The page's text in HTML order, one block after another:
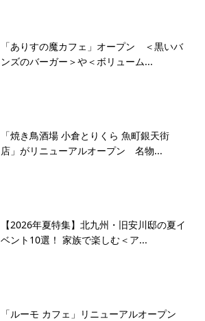
「ありすの魔カフェ」オープン ＜黒いバ
ンズのバーガー＞や＜ボリューム...
「焼き鳥酒場 小倉とりくら 魚町銀天街
店」がリニューアルオープン 名物...
【2026年夏特集】北九州・旧安川邸の夏イ
ベント10選！ 家族で楽しむ＜ア...
「ルーモ カフェ」リニューアルオープン